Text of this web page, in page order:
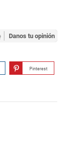
Danos tu opinión
Pinterest